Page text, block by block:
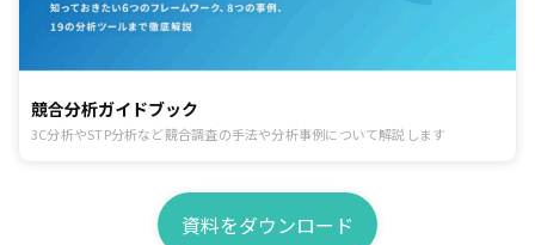
競合分析ガイドブック
3C分析やSTP分析など競合調査の手法や分析事例について解説します
資料をダウンロード